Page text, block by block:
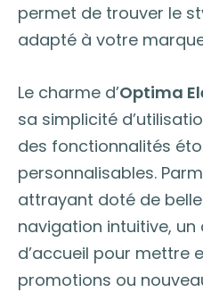
permet de trouver le
adapté à votre
Le charme d’Optima
sa simplicité
des fonctionnalités
personnalisables.
attrayant doté de
navigation intuitive,
d’accueil pour mettre
promotions ou